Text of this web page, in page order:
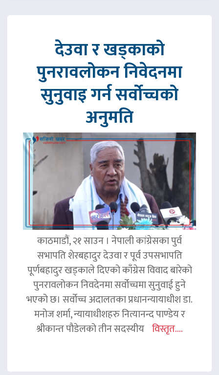
देउवा र खड्काको
पुनरावलोकन निवेदनमा
सुनुवाइ गर्न सर्वोच्चको
अनुमति
काठमाडौं, २१ साउन । नेपाली कांग्रेसका पुर्व
सभापति शेरबहादुर देउवा र पूर्व उपसभापति
पूर्णबहादुर खड्काले दिएको काँग्रेस विवाद बारेको
पुनरावलोकन निवदेनमा सर्वोच्चमा सुनुवाई हुने
भएको छ। सर्वोच्च अदालतका प्रधानन्यायाधीश डा.
मनोज शर्मा, न्यायाधीशहरु नित्यानन्द पाण्डेय र
श्रीकान्त पौडेलको तीन सदस्यीय विस्तृत....